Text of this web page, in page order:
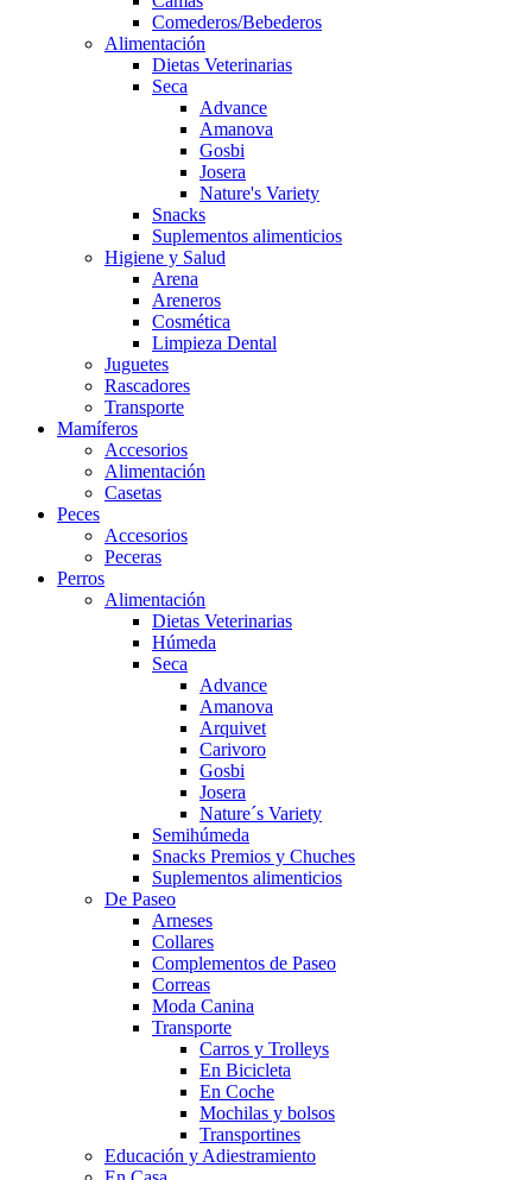
Comederos/Bebederos
Alimentación
Dietas Veterinarias
Seca
Advance
Amanova
Gosbi
Josera
Nature's Variety
Snacks
Suplementos alimenticios
Higiene y Salud
Arena
Areneros
Cosmética
Limpieza Dental
Juguetes
Rascadores
Transporte
Mamíferos
Accesorios
Alimentación
Casetas
Peces
Accesorios
Peceras
Perros
Alimentación
Dietas Veterinarias
Húmeda
Seca
Advance
Amanova
Arquivet
Carivoro
Gosbi
Josera
Nature´s Variety
Semihúmeda
Snacks Premios y Chuches
Suplementos alimenticios
De Paseo
Arneses
Collares
Complementos de Paseo
Correas
Moda Canina
Transporte
Carros y Trolleys
En Bicicleta
En Coche
Mochilas y bolsos
Transportines
Educación y Adiestramiento